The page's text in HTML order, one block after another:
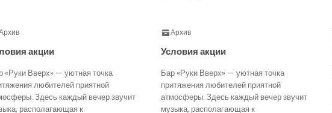
акции
«Руки Вверх» — уютная точка
любителей приятной
Здесь каждый вечер звучит
располагающая к
Архив
Условия акции
Бар «Руки Вверх» — уютная точка
притяжения любителей приятной
атмосферы. Здесь каждый вечер звучит
музыка, располагающая к